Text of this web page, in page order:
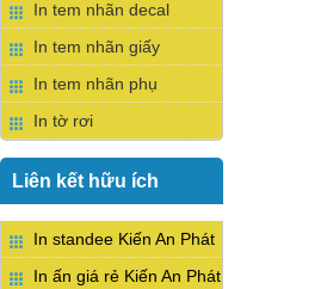
In tem nhãn decal
In tem nhãn giấy
In tem nhãn phụ
In tờ rơi
Liên kết hữu ích
In standee Kiến An Phát
In ấn giá rẻ Kiến An Phát